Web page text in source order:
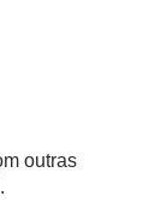
outras